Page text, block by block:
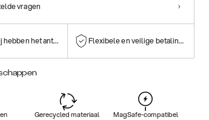
vragen
hebben het antwoord! Flexibele en veilige betalingen
Gerecycled materiaal MagSafe-compatibel